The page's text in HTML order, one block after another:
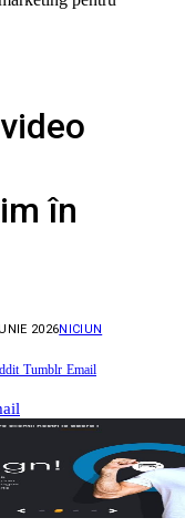
în
2026NICIUN
Tumblr Email